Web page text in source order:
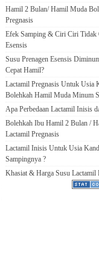
Hamil 2 Bulan/ Hamil Muda
Pregnasis
Efek Samping & Ciri Ciri Tidak
Esensis
Susu Prenagen Esensis
Cepat Hamil?
Lactamil Pregnasis Untuk Usia
Bolehkah Hamil Muda Minum
Apa Perbedaan Lactamil Inisis
Bolehkah Ibu Hamil 2 Bulan /
Lactamil Pregnasis
Lactamil Inisis Untuk Usia
Sampingnya ?
Khasiat & Harga Susu Lactamil